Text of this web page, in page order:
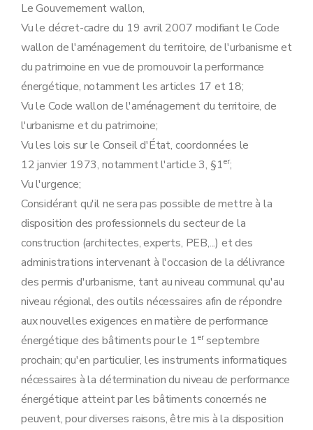
Le Gouvernement wallon,
Vu le décret-cadre du 19 avril 2007 modifiant le Code
wallon de l'aménagement du territoire, de l'urbanisme et
du patrimoine en vue de promouvoir la performance
énergétique, notamment les articles 17 et 18;
Vu le Code wallon de l'aménagement du territoire, de
l'urbanisme et du patrimoine;
Vu les lois sur le Conseil d'État, coordonnées le
12 janvier 1973, notamment l'article 3, §1er;
Vu l'urgence;
Considérant qu'il ne sera pas possible de mettre à la
disposition des professionnels du secteur de la
construction (architectes, experts, PEB,...) et des
administrations intervenant à l'occasion de la délivrance
des permis d'urbanisme, tant au niveau communal qu'au
niveau régional, des outils nécessaires afin de répondre
aux nouvelles exigences en matière de performance
énergétique des bâtiments pour le 1erseptembre
prochain; qu'en particulier, les instruments informatiques
nécessaires à la détermination du niveau de performance
énergétique atteint par les bâtiments concernés ne
peuvent, pour diverses raisons, être mis à la disposition